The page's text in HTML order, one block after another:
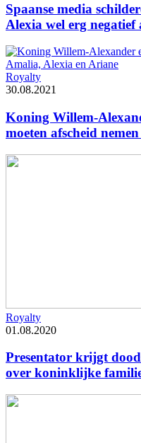
Spaanse media
Alexia wel erg
Royalty
30.08.2021
Koning Willem-
moeten afscheid
Royalty
01.08.2020
Presentator krijgt
over koninklijke